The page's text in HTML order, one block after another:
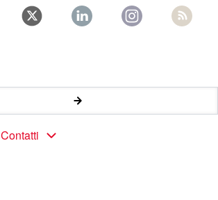
Contatti